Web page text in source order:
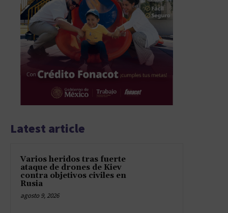
Latest article
Varios heridos tras fuerte
ataque de drones de Kiev
contra objetivos civiles en
Rusia
agosto 9, 2026